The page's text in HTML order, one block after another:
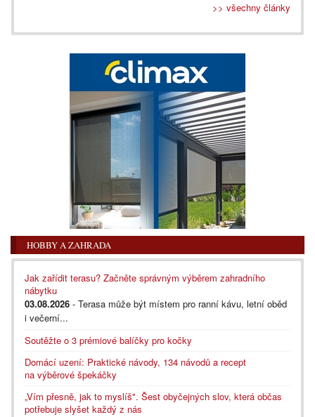
>> všechny články
HOBBY A ZAHRADA
Jak zařídit terasu? Začněte správným výběrem zahradního
nábytku
03.08.2026 - Terasa může být místem pro ranní kávu, letní oběd
i večerní...
Soutěžte o 3 prémiové balíčky pro kočky
Domácí uzení: Praktické návody, 134 návodů a recept
na výběrové špekáčky
„Vím přesně, jak to myslíš". Šest obyčejných slov, která občas
potřebuje slyšet každý z nás